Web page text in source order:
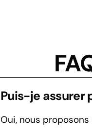
Puis-je assurer
Oui, nous